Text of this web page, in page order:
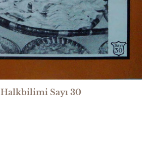
Halkbilimi Sayı 30